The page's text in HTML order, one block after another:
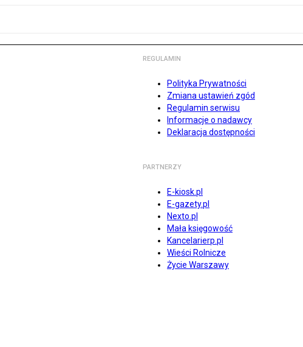
REGULAMIN
Polityka Prywatności
Zmiana ustawień zgód
Regulamin serwisu
Informacje o nadawcy
Deklaracja dostępności
PARTNERZY
E-kiosk.pl
E-gazety.pl
Nexto.pl
Mała księgowość
Kancelarierp.pl
Wieści Rolnicze
Życie Warszawy